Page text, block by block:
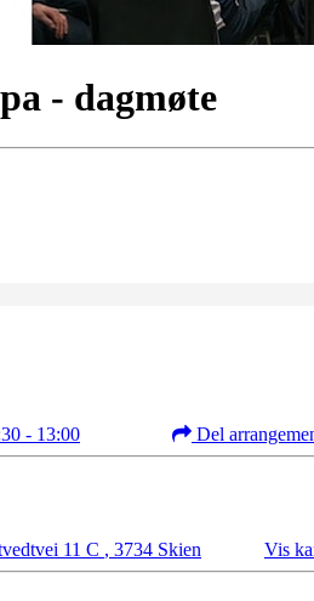
- dagmøte
- 13:00 Del
11 C , 3734 Skien Vis